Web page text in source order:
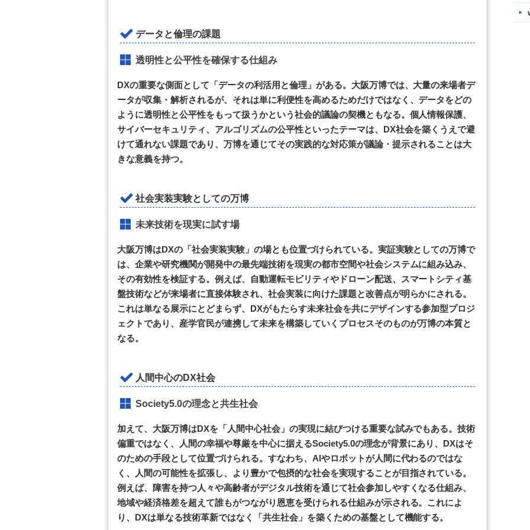
データと倫理の課題
透明性と公平性を確保する仕組み
DXの重要な側面として「データの利活用と倫理」がある。大阪万博では、大量の来場者デ
ータが収集・解析されるが、それは単に利便性を高めるためだけではなく、データをどの
ように透明性と公平性をもって扱うかという社会的議論の契機ともなる。個人情報保護、
サイバーセキュリティ、アルゴリズムの公平性といったテーマは、DX社会を築くうえで避
けて通れない課題であり、万博を通じてその実践的な対応策が議論・提示されることは大
きな意義を持つ。
社会実装実験としての万博
未来技術を現実に試す場
大阪万博はDXの「社会実装実験」の場とも位置づけられている。実証実験としての万博で
は、企業や研究機関が開発中の最先端技術を現実の都市空間や社会システムに組み込み、
その有効性を検証する。例えば、自動運転モビリティやドローン配送、スマートシティ基
盤技術などが来場者に直接体験され、社会実装に向けた課題と改善点が明らかにされる。
これは単なる展示にとどまらず、DXがもたらす未来社会を共にデザインする参加型プロジ
ェクトであり、産学官民が連携して未来を構築していくプロセスそのものが万博の本質と
なる。
人間中心のDX社会
Society5.0の理念と共生社会
加えて、大阪万博はDXを「人間中心社会」の実現に結びつける重要な試みでもある。技術
偏重ではなく、人間の幸福や尊厳を中心に据えるSociety5.0の理念が背景にあり、DXはそ
のための手段として位置づけられる。すなわち、AIやロボットが人間に代わるのではな
く、人間の可能性を拡張し、より豊かで包摂的な社会を実現することが目指されている。
例えば、障害を持つ人々や高齢者がデジタル技術を通じて社会参加しやすくなる仕組み、
地域や経済格差を超えて誰もがつながり恩恵を受けられる仕組みが示される。これによ
り、DXは単なる技術革新ではなく「共生社会」を築くための基盤として機能する。